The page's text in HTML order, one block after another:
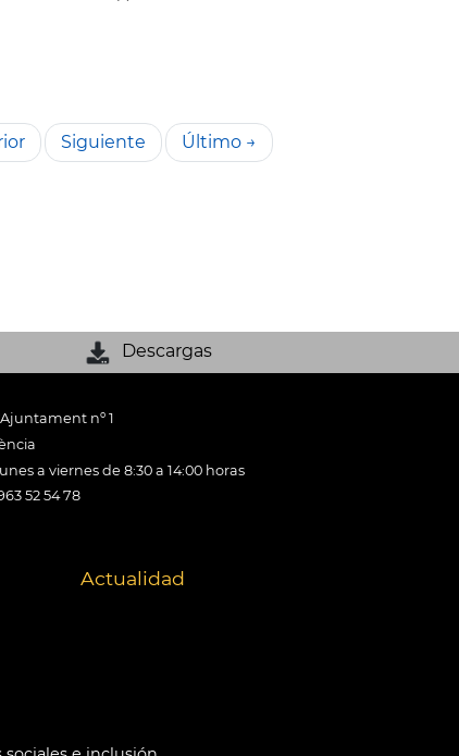
Siguiente Último →
Descargas
nº 1
a viernes de 8:30 a 14:00 horas
52 54 78
Actualidad